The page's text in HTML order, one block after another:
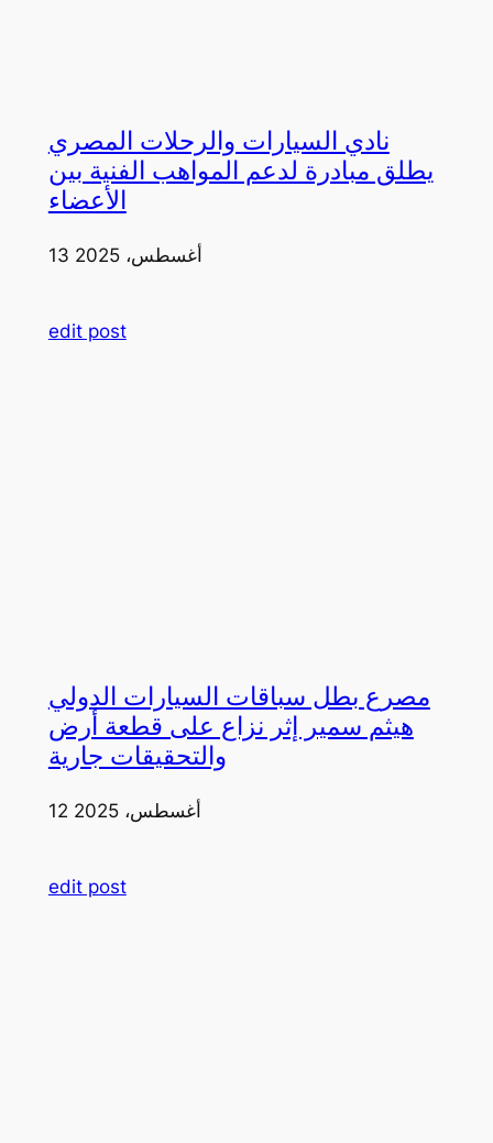
نادي السيارات والرحلات المصري
يطلق مبادرة لدعم المواهب الفنية بين
الأعضاء
13 أغسطس، 2025
edit post
مصرع بطل سباقات السيارات الدولي
هيثم سمير إثر نزاع على قطعة أرض
والتحقيقات جارية
12 أغسطس، 2025
edit post